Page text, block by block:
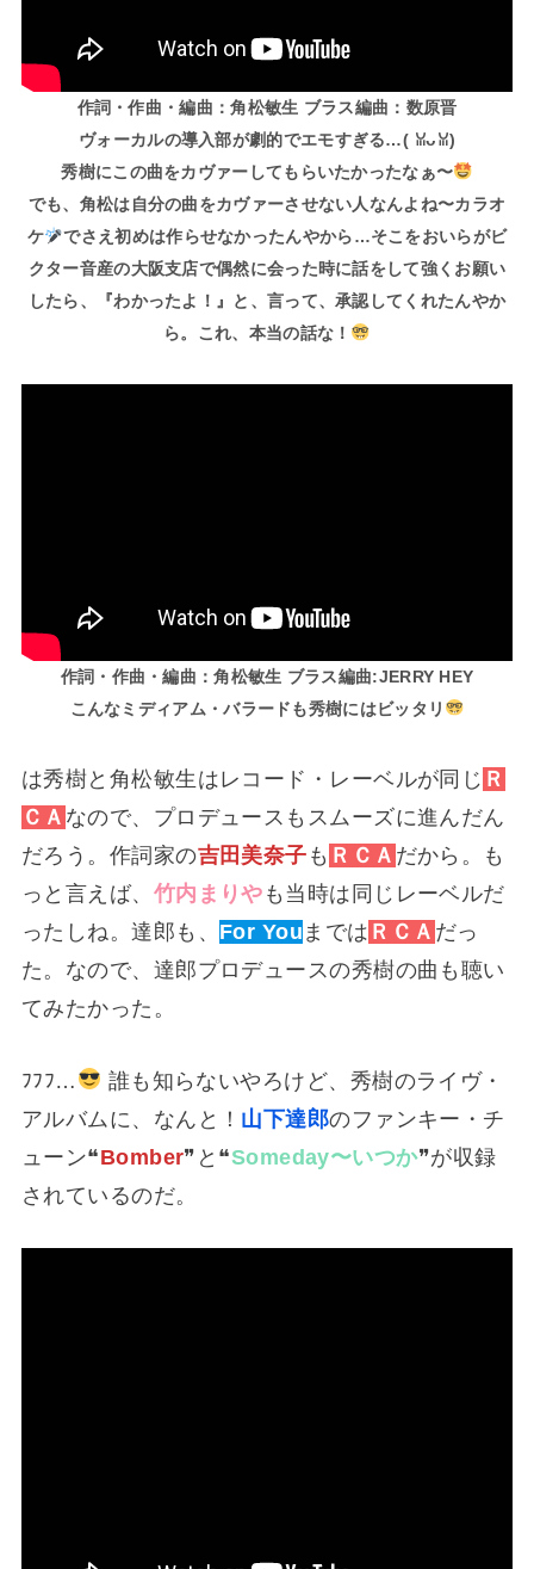
作詞・作曲・編曲：角松敏生 ブラス編曲：数原晋
ヴォーカルの導入部が劇的でエモすぎる…(⁠ ⁠ꈍ⁠ᴗ⁠ꈍ⁠)
秀樹にこの曲をカヴァーしてもらいたかったなぁ〜
でも、角松は自分の曲をカヴァーさせない人なんよね〜カラオ
ケ
でさえ初めは作らせなかったんやから…そこをおいらがビ
クター音産の大阪支店で偶然に会った時に話をして強くお願い
したら、『わかったよ！』と、言って、承認してくれたんやか
ら。これ、本当の話な！
作詞・作曲・編曲：角松敏生 ブラス編曲:JERRY HEY
こんなミディアム・バラードも秀樹にはビッタリ
は秀樹と角松敏生はレコード・レーベルが同じ Ｒ
ＣＡ なので、プロデュースもスムーズに進んだん
だろう。作詞家の吉田美奈子 も ＲＣ Ａ だから。も
っと言えば、 竹内まりや も当時は同じレーベルだ
ったしね。達郎も、 For You までは ＲＣＡ だっ
た。なので、達郎プロデュースの秀樹の曲も聴い
てみたかった。
ﾌﾌﾌ…
誰も知らないやろけど、秀樹のライヴ・
アルバムに、なんと！ 山下達郎のファンキー・チ
ューン❝Bomber❞と❝Someday〜いつか❞が収録
されているのだ。